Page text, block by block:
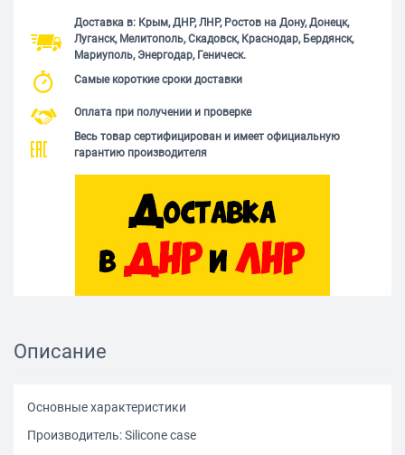
Доставка в: Крым, ДНР, ЛНР, Ростов на Дону, Донецк,
Луганск, Мелитополь, Скадовск, Краснодар, Бердянск,
Мариуполь, Энергодар, Геническ.
Самые короткие сроки доставки
Оплата при получении и проверке
Весь товар сертифицирован и имеет официальную
гарантию производителя
Описание
Основные характеристики
Производитель: Silicone case